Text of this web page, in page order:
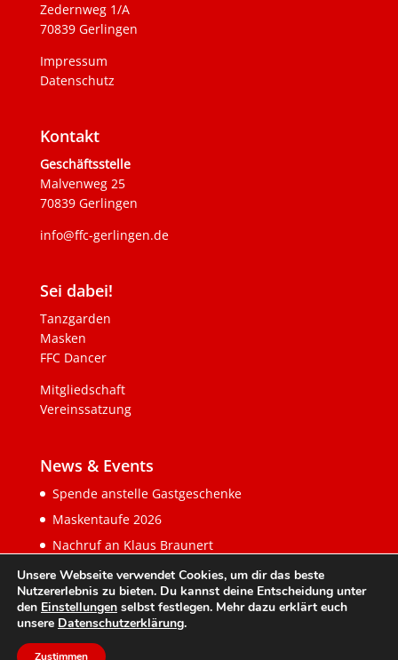
Zedernweg 1/A
70839 Gerlingen
Impressum
Datenschutz
Kontakt
Geschäftsstelle
Malvenweg 25
70839 Gerlingen
info@ffc-gerlingen.de
Sei dabei!
Tanzgarden
Masken
FFC Dancer
Mitgliedschaft
Vereinssatzung
News & Events
Spende anstelle Gastgeschenke
Maskentaufe 2026
Nachruf an Klaus Braunert
Unsere Webseite verwendet Cookies, um dir das beste
Nutzererlebnis zu bieten. Du kannst deine Entscheidung unter
den Einstellungen selbst festlegen. Mehr dazu erklärt euch
unsere Datenschutzerklärung.
Zustimmen